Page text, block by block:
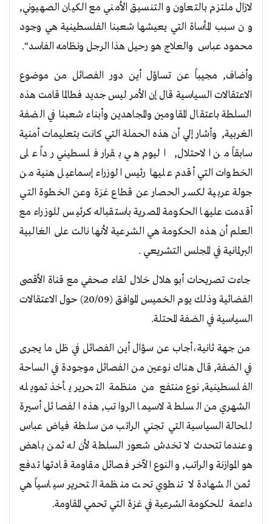
لازال ملتزم بالتعاون و التنسيق الأمني مع الكيان الصهيوني,
و ن سبب المأساة التي يعيشها شعبنا الفلسطينية هي وجود
محمود عباس والعلاج هو رحيل هذا الرجل ونظامه الفاسد".
وأضاف, مجيباً عن تساؤل أين دور الفصائل من موضوع
الاعتقالات السياسية قال إن الأمر ليس جديد فطالما قامت هذه
السلطة باعتقال المقاومين والمجاهدين وأبناء شعبنا في الضفة
الغربية, وأشار إلي أن هذه الحملة التي كانت بتعليمات أمنية
سابقاً من الاحتلال, اليوم هي بقرار فلسطيني رداً على
الخطوات التي أقدم عليها رئيس الوزراء إسماعيل هنية من
جولة عربية لكسر الحصار عن قطاع غزة وعن الخطوة التي
أقدمت عليها الحكومة المصرية باستقباله كرئيس للوزراء مع
العلم أن هذه الحكومة هي الشرعية لأنها نالت على الغالبية
البرلمانية في المجلس التشريعي .
جاءت تصريحات أبو هلال خلال لقاء صحفي مع قناة الأقصى
الفضائية وذلك يوم الخميس الموافق (20/09) حول الاعتقالات
السياسية في الضفة المحتلة.
من جهة ثانية،أجاب عن سؤال أين الفصائل في ظل ما يجرى
في الضفة, قال هناك نوعين من الفصائل موجودة في الساحة
الفلسطينية, نوع منتفع من منظمة التحرير يأخذ تمويله
الشهري من السلطة لاسيما الرواتب, هذه الفصائل أسيرة
للحالة السياسية التي تجني الراتب من سلطة فياض عباس
وعندما تتحدث لا تخدش شعور السلطة لأن له ثمن باهض
هو الموازنة والراتب, والنوع الآخر فصائل مقاومة قادتها تدفع
ثمن الشهادة لا تنطوي تحت منظمة التحرير سياسياً هي
داعمة للحكومة الشرعية في غزة التي تحمي المقاومة.